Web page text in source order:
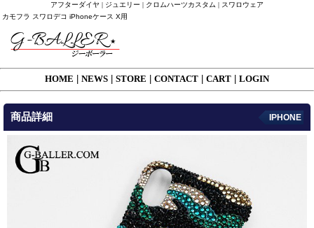
アフターダイヤ | ジュエリー | クロムハーツカスタム | スワロウェア
カモフラ スワロデコ iPhoneケース X用
HOME NEWS STORE CONTACT CART LOGIN
商品詳細 IPHONE